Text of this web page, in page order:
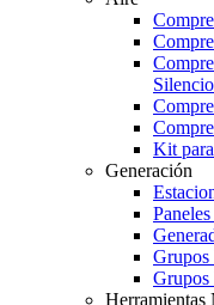
Kit
Generación
Grupos
Grupos
Herramientas